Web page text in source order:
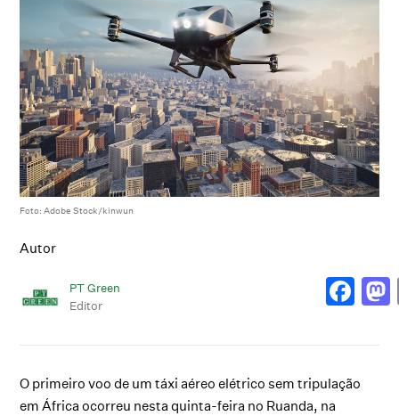
Foto: Adobe Stock/kinwun
Autor
PT Green
Editor
O primeiro voo de um táxi aéreo elétrico sem tripulação
em África ocorreu nesta quinta-feira no Ruanda, na